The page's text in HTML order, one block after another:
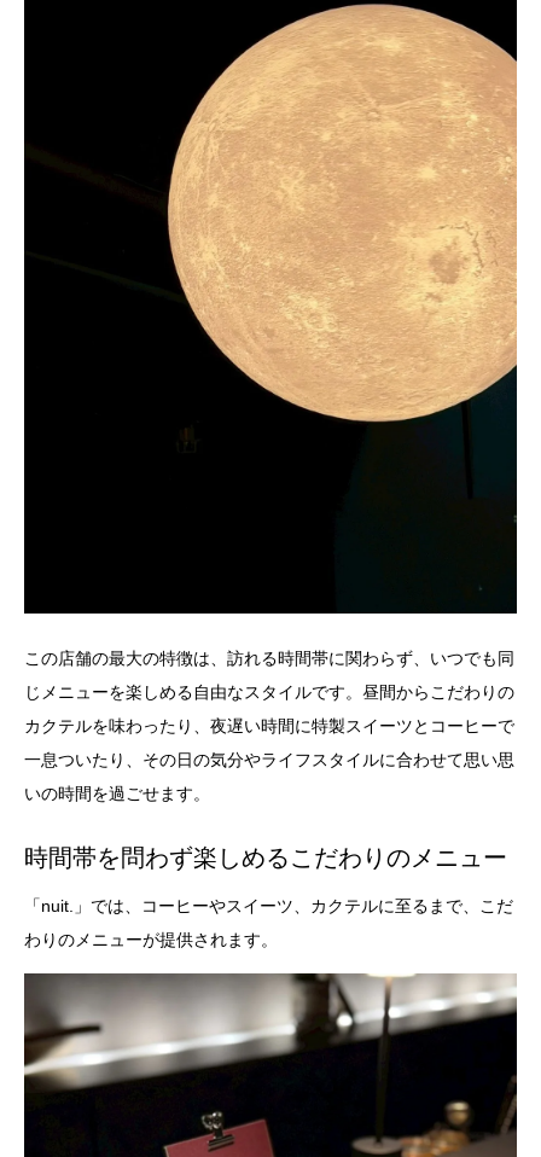
この店舗の最大の特徴は、訪れる時間帯に関わらず、いつでも同
じメニューを楽しめる自由なスタイルです。昼間からこだわりの
カクテルを味わったり、夜遅い時間に特製スイーツとコーヒーで
一息ついたり、その日の気分やライフスタイルに合わせて思い思
いの時間を過ごせます。
時間帯を問わず楽しめるこだわりのメニュー
「nuit.」では、コーヒーやスイーツ、カクテルに至るまで、こだ
わりのメニューが提供されます。